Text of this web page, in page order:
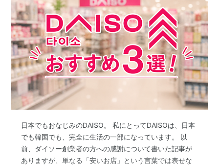
日本でもおなじみのDAISO。 私にとってDAISOは、日本
でも韓国でも、完全に生活の一部になっています。 以
前、ダイソー創業者の方への感謝について書いた記事が
ありますが、単なる「安いお店」という言葉では表せな